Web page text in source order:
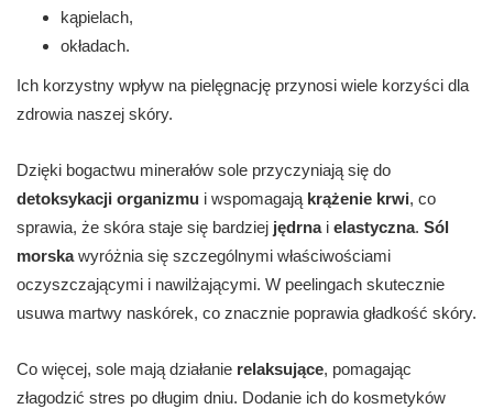
kąpielach,
okładach.
Ich korzystny wpływ na pielęgnację przynosi wiele korzyści dla
zdrowia naszej skóry.
Dzięki bogactwu minerałów sole przyczyniają się do
detoksykacji organizmu i wspomagają krążenie krwi, co
sprawia, że skóra staje się bardziej jędrnai elastyczna. Sól
morskawyróżnia się szczególnymi właściwościami
oczyszczającymi i nawilżającymi. W peelingach skutecznie
usuwa martwy naskórek, co znacznie poprawia gładkość skóry.
Co więcej, sole mają działanie relaksujące, pomagając
złagodzić stres po długim dniu. Dodanie ich do kosmetyków